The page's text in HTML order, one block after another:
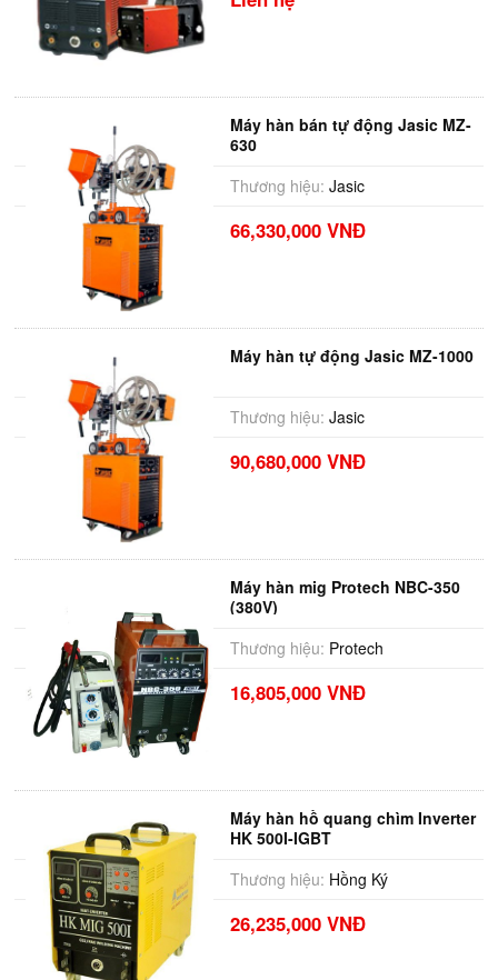
Máy hàn bán tự động Jasic MZ-
630
Thương hiệu: Jasic
66,330,000 VNĐ
Máy hàn tự động Jasic MZ-1000
Thương hiệu: Jasic
90,680,000 VNĐ
Máy hàn mig Protech NBC-350
(380V)
Thương hiệu: Protech
16,805,000 VNĐ
Máy hàn hồ quang chìm Inverter
HK 500I-IGBT
Thương hiệu: Hồng Ký
26,235,000 VNĐ